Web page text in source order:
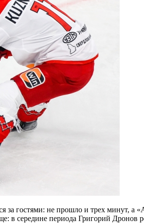
гостями: не прошло и трех минут, а
середине периода Григорий Дронов